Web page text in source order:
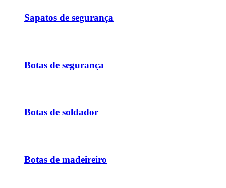
Sapatos de segurança
Botas de segurança
Botas de soldador
Botas de madeireiro